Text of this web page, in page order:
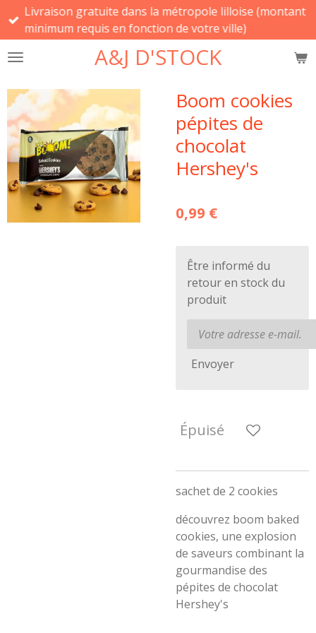
Passer
principal
A&J D'STOCK
Livraison gratuite dans la métropole lilloise (montant
minimum requis en fonction de votre ville)
Boom cookies
pépites de
chocolat
Hershey's
0,99 €
Être informé du
retour en stock du
produit
Envoyer
Épuisé
sachet de 2 cookies
découvrez boom baked
cookies, une explosion
de saveurs combinant la
gourmandise des
pépites de chocolat
Hershey's